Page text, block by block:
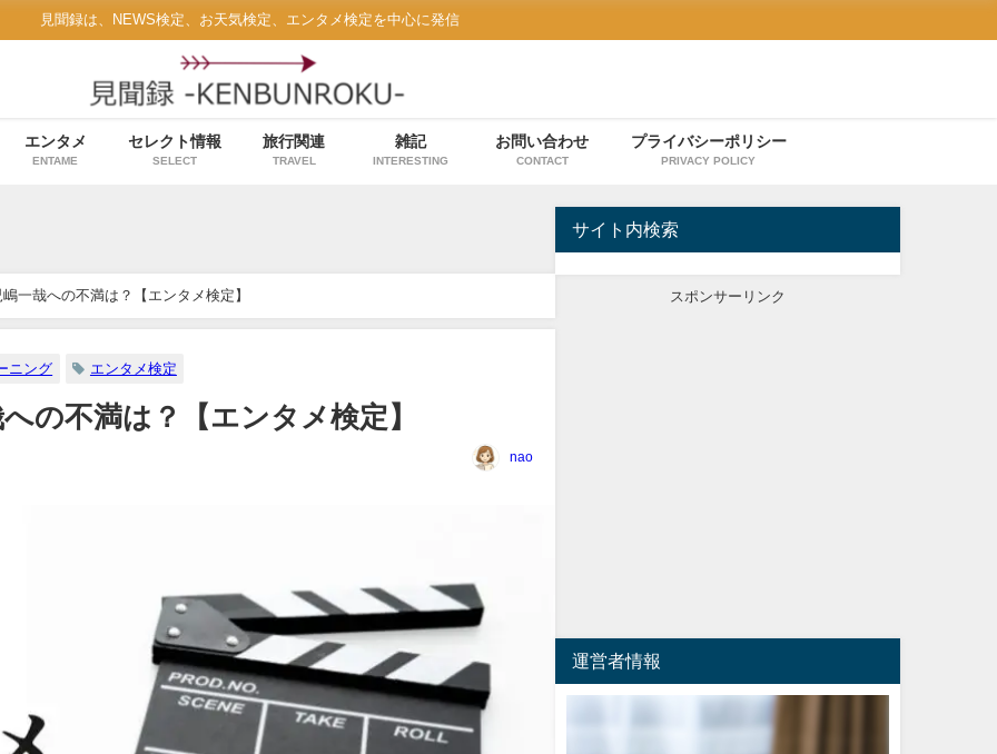
見聞録は、NEWS検定、お天気検定、エンタメ検定を中心に発信
エンタメ
ENTAME
セレクト情報
SELECT
旅行関連
TRAVEL
雑記
INTERESTING
お問い合わせ
CONTACT
プライバシーポリシー
PRIVACY POLICY
一哉への不満は？【エンタメ検定】
ニング エンタメ検定
の不満は？【エンタメ検定】
nao
サイト内検索
スポンサーリンク
運営者情報